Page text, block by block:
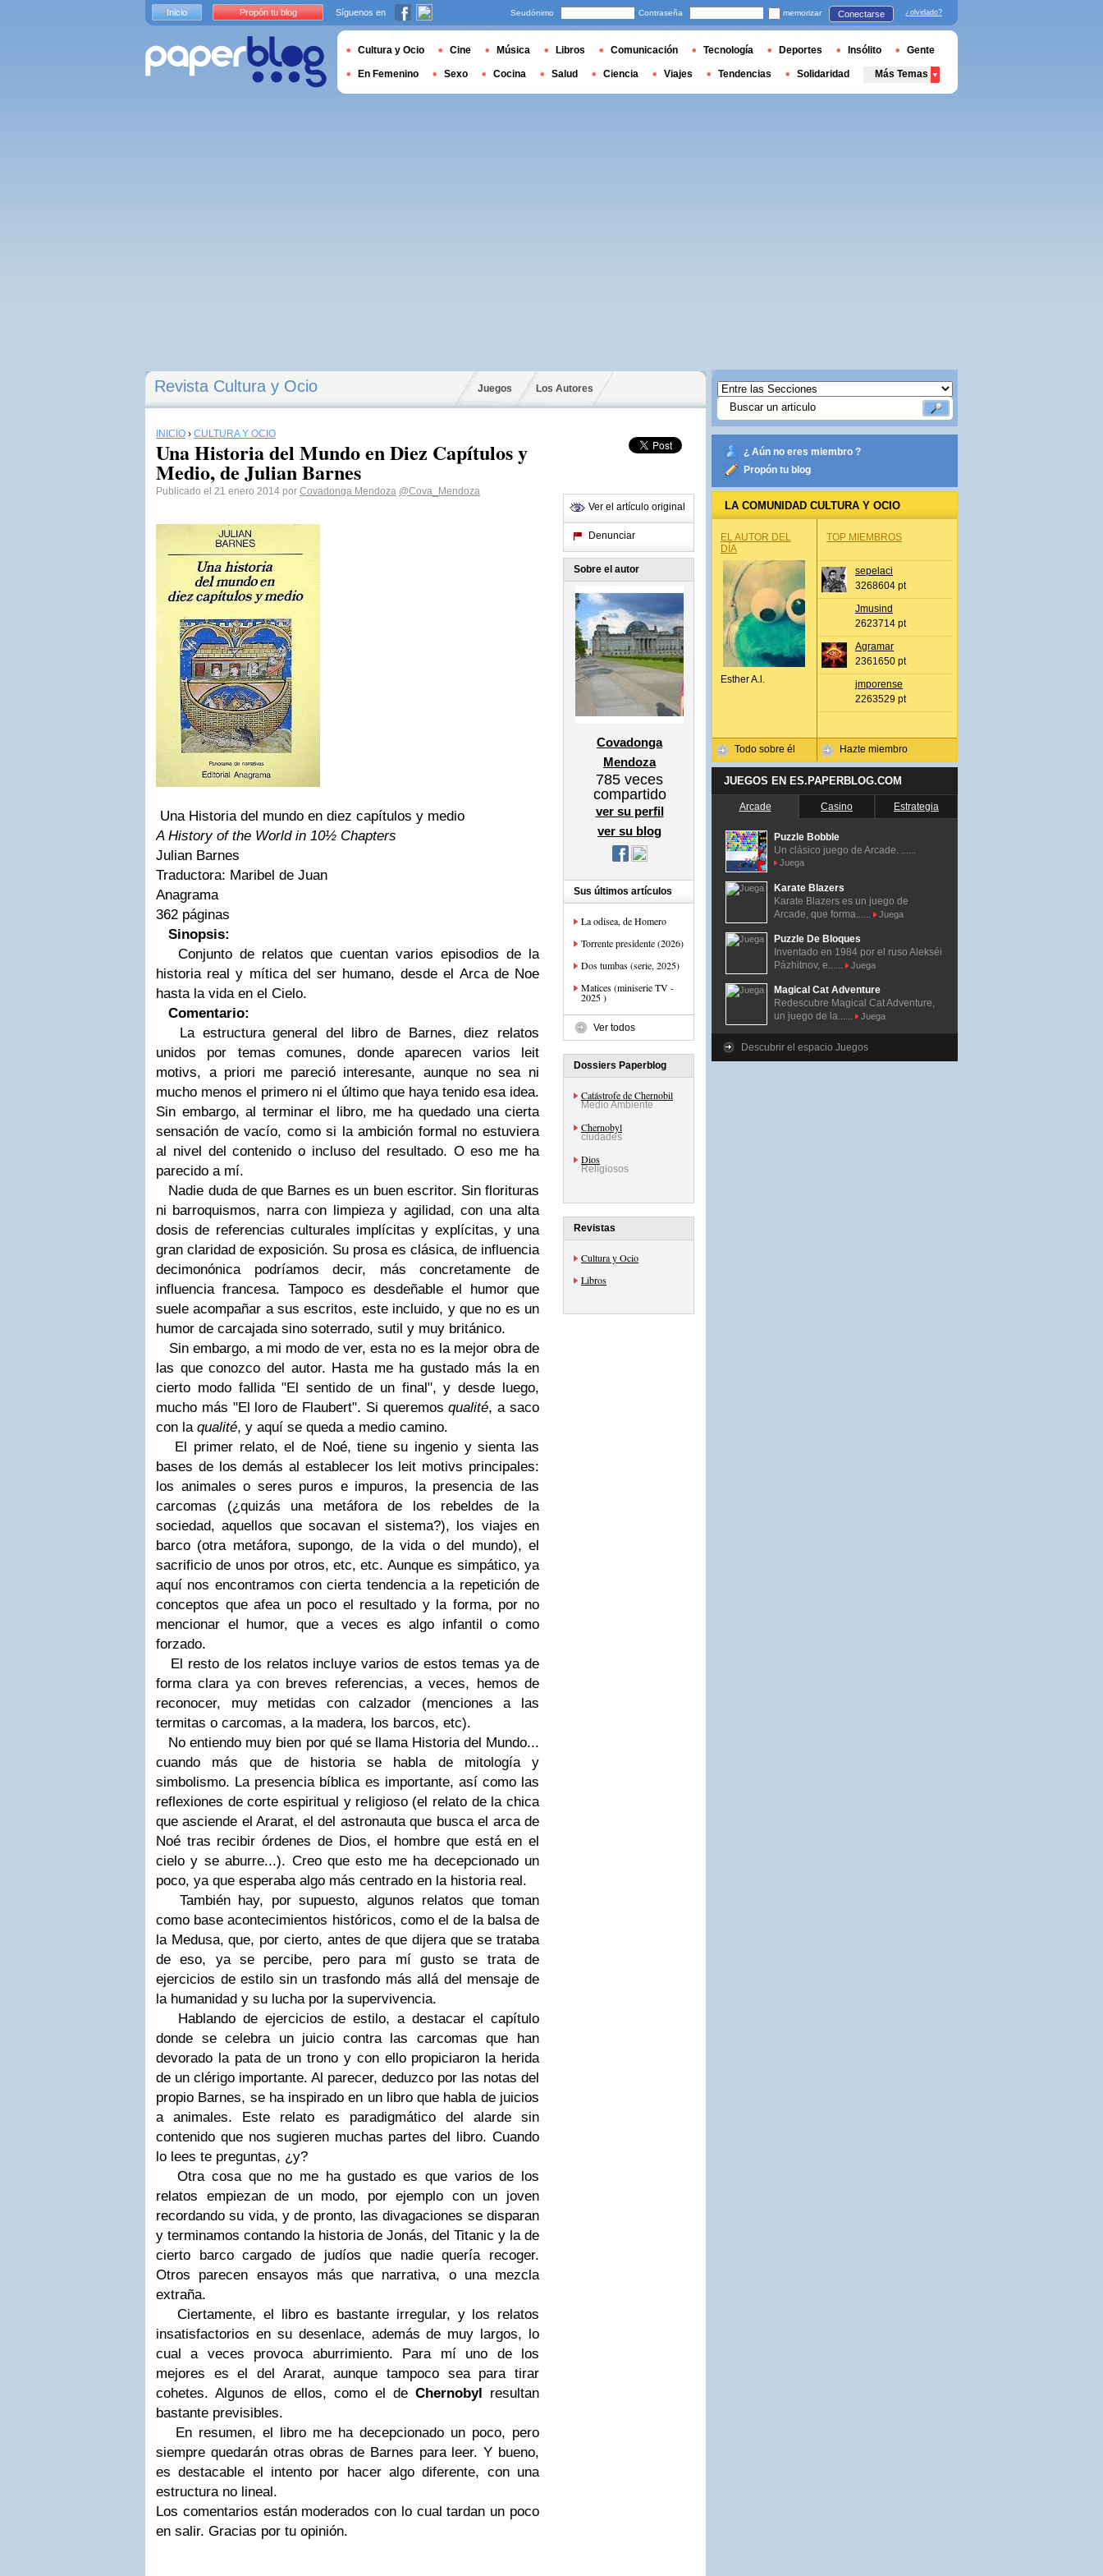
Revista Cultura y Ocio Juegos Los Autores
INICIO › CULTURA Y OCIO
Una Historia del Mundo en Diez Capítulos y
Medio, de Julian Barnes
Publicado el 21 enero 2014 por Covadonga Mendoza @Cova_Mendoza
Una Historia del mundo en diez capítulos y medio
A History of the World in 10½ Chapters
Julian Barnes
Traductora: Maribel de Juan
Anagrama
362 páginas
Sinopsis:
Conjunto de relatos que cuentan varios episodios de la
historia real y mítica del ser humano, desde el Arca de Noe
hasta la vida en el Cielo.
Comentario:
La estructura general del libro de Barnes, diez relatos
unidos por temas comunes, donde aparecen varios leit
motivs, a priori me pareció interesante, aunque no sea ni
mucho menos el primero ni el último que haya tenido esa idea.
Sin embargo, al terminar el libro, me ha quedado una cierta
sensación de vacío, como si la ambición formal no estuviera
al nivel del contenido o incluso del resultado. O eso me ha
parecido a mí.
Nadie duda de que Barnes es un buen escritor. Sin florituras
ni barroquismos, narra con limpieza y agilidad, con una alta
dosis de referencias culturales implícitas y explícitas, y una
gran claridad de exposición. Su prosa es clásica, de influencia
decimonónica podríamos decir, más concretamente de
influencia francesa. Tampoco es desdeñable el humor que
suele acompañar a sus escritos, este incluido, y que no es un
humor de carcajada sino soterrado, sutil y muy británico.
Sin embargo, a mi modo de ver, esta no es la mejor obra de
las que conozco del autor. Hasta me ha gustado más la en
cierto modo fallida "El sentido de un final", y desde luego,
mucho más "El loro de Flaubert". Si queremosqualité, a saco
con la qualité, y aquí se queda a medio camino.
El primer relato, el de Noé, tiene su ingenio y sienta las
bases de los demás al establecer los leit motivs principales:
los animales o seres puros e impuros, la presencia de las
carcomas (¿quizás una metáfora de los rebeldes de la
sociedad, aquellos que socavan el sistema?), los viajes en
barco (otra metáfora, supongo, de la vida o del mundo), el
sacrificio de unos por otros, etc, etc. Aunque es simpático, ya
aquí nos encontramos con cierta tendencia a la repetición de
conceptos que afea un poco el resultado y la forma, por no
mencionar el humor, que a veces es algo infantil o como
forzado.
El resto de los relatos incluye varios de estos temas ya de
forma clara ya con breves referencias, a veces, hemos de
reconocer, muy metidas con calzador (menciones a las
termitas o carcomas, a la madera, los barcos, etc).
No entiendo muy bien por qué se llama Historia del Mundo...
cuando más que de historia se habla de mitología y
simbolismo. La presencia bíblica es importante, así como las
reflexiones de corte espiritual y religioso (el relato de la chica
que asciende el Ararat, el del astronauta que busca el arca de
Noé tras recibir órdenes de Dios, el hombre que está en el
cielo y se aburre...). Creo que esto me ha decepcionado un
poco, ya que esperaba algo más centrado en la historia real.
También hay, por supuesto, algunos relatos que toman
como base acontecimientos históricos, como el de la balsa de
la Medusa, que, por cierto, antes de que dijera que se trataba
de eso, ya se percibe, pero para mí gusto se trata de
ejercicios de estilo sin un trasfondo más allá del mensaje de
la humanidad y su lucha por la supervivencia.
Hablando de ejercicios de estilo, a destacar el capítulo
donde se celebra un juicio contra las carcomas que han
devorado la pata de un trono y con ello propiciaron la herida
de un clérigo importante. Al parecer, deduzco por las notas del
propio Barnes, se ha inspirado en un libro que habla de juicios
a animales. Este relato es paradigmático del alarde sin
contenido que nos sugieren muchas partes del libro. Cuando
lo lees te preguntas, ¿y?
Otra cosa que no me ha gustado es que varios de los
relatos empiezan de un modo, por ejemplo con un joven
recordando su vida, y de pronto, las divagaciones se disparan
y terminamos contando la historia de Jonás, del Titanic y la de
cierto barco cargado de judíos que nadie quería recoger.
Otros parecen ensayos más que narrativa, o una mezcla
extraña.
Ciertamente, el libro es bastante irregular, y los relatos
insatisfactorios en su desenlace, además de muy largos, lo
cual a veces provoca aburrimiento. Para mí uno de los
mejores es el del Ararat, aunque tampoco sea para tirar
cohetes. Algunos de ellos, como el de Chernobyl resultan
bastante previsibles.
En resumen, el libro me ha decepcionado un poco, pero
siempre quedarán otras obras de Barnes para leer. Y bueno,
es destacable el intento por hacer algo diferente, con una
estructura no lineal.
Los comentarios están moderados con lo cual tardan un poco
en salir. Gracias por tu opinión.
Ver el artículo original
Denunciar
Sobre el autor
Covadonga
Mendoza
785 veces
compartido
ver su perfil
ver su blog
Sus últimos artículos
La odisea, de Homero
Torrente presidente (2026)
Dos tumbas (serie, 2025)
Matices (miniserie TV -
2025 )
Ver todos
Dossiers Paperblog
Catástrofe de Chernobil
Medio Ambiente
Chernobyl
ciudades
Dios
Religiosos
Revistas
Cultura y Ocio
Libros
¿ Aún no eres miembro ?
Propón tu blog
LA COMUNIDAD CULTURA Y OCIO
EL AUTOR DEL
DÍA
Esther A.l.
Todo sobre él
TOP MIEMBROS
sepelaci
3268604 pt
Jmusind
2623714 pt
Agramar
2361650 pt
jmporense
2263529 pt
Hazte miembro
JUEGOS EN ES.PAPERBLOG.COM
Arcade Casino Estrategia
Puzzle Bobble
Un clásico juego de Arcade. ......
Juega
Karate Blazers
Karate Blazers es un juego de
Arcade, que forma......
Juega
Puzzle De Bloques
Inventado en 1984 por el ruso Alekséi
Pázhitnov, e......
Juega
Magical Cat Adventure
Redescubre Magical Cat Adventure,
un juego de la......
Juega
Descubrir el espacio Juegos
Inicio Propón tu blog Síguenos en Seudónimo Contraseña memorizar Conectarse ¿olvidado?
Cultura y Ocio Cine Música Libros Comunicación Tecnología Deportes Insólito Gente
En Femenino Sexo Cocina Salud Ciencia Viajes Tendencias Solidaridad Más Temas